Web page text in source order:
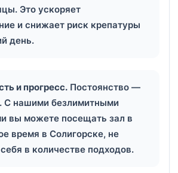
Это ускоряет
и снижает риск крепатуры
день.
и прогресс. Постоянство —
С нашими безлимитными
вы можете посещать зал в
время в Солигорске, не
в количестве подходов.